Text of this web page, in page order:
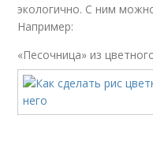
экологично. С ним
Например:
«Песочница» из